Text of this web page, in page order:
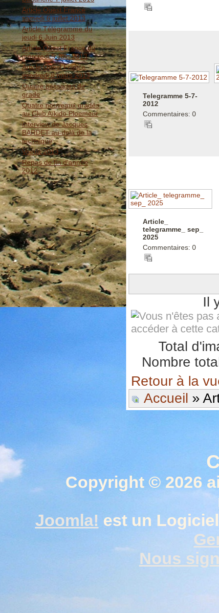
Article Ouest France
samedi 6 juillet 2013
Article Télégramme du
jeudi 6 Juin 2013
Article Ouest France du
mercredi 5 Juin 2013
Article Ouest France
vendredi 8 mars 2013
Quatre passages de
grade
Quatre nouveaux gradés
au Club Aïkido Ploemeur
Interview de Jacques
BARDET au-delà de la
technique
Voeux 2013
Repas de fin d'année
2012
Telegramme 5-7-
2012
Commentaires: 0
Article_
telegramme_ sep_
2025
Commentaires: 0
Il
Total
Nombre
Retour à la
Accueil »
Copyright © 2026
Joomla! est un
Nous